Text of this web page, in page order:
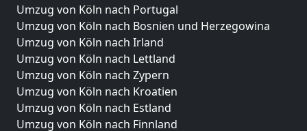
Umzug von Köln nach Portugal
Umzug von Köln nach Bosnien und Herzegowina
Umzug von Köln nach Irland
Umzug von Köln nach Lettland
Umzug von Köln nach Zypern
Umzug von Köln nach Kroatien
Umzug von Köln nach Estland
Umzug von Köln nach Finnland